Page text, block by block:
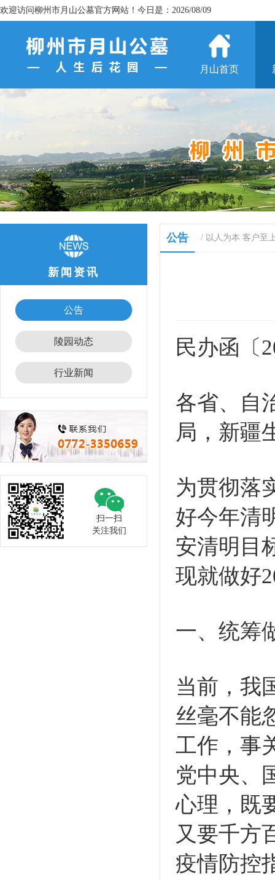
欢迎访问柳州市月山公墓官方网站！今日是：2026/08/09
月山首页
新闻资讯
公告
陵园动态
行业新闻
扫一扫
关注我们
公告 / 以人为本 客户至
民办函〔
各省、自
局，新疆
为贯彻落
好今年清
安清明目
现就做好
一、统筹
当前，我
丝毫不能
工作，事
党中央、
心理，既
又要千方
疫情防控